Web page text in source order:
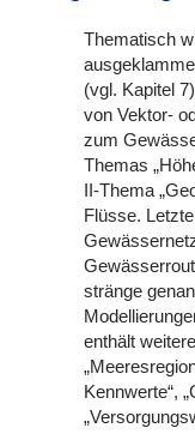
Thematisch
(vgl. Kapitel
von Vektor-
zum
Themas
II-Thema
Flüsse.
stränge
enthält
Kennwerte“,